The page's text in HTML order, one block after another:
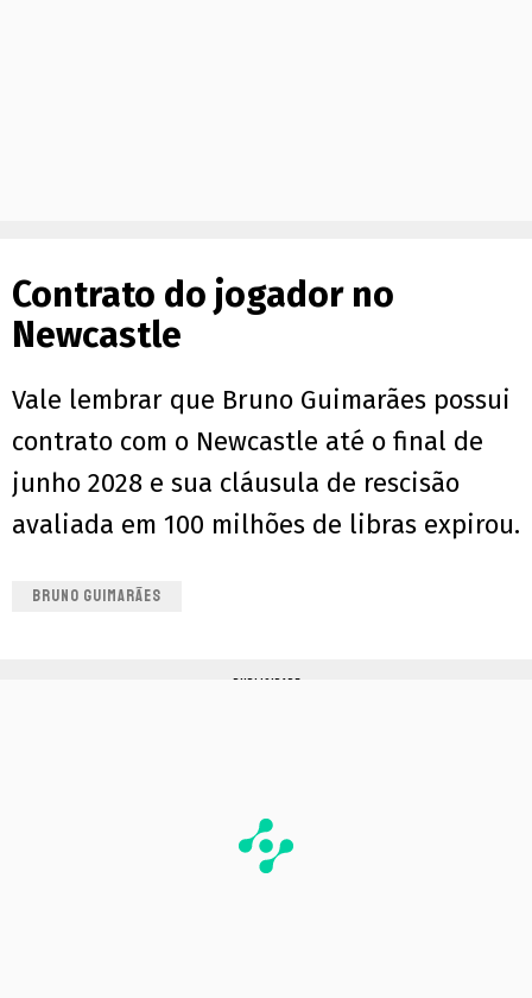
Contrato do jogador no
Newcastle
Vale lembrar que Bruno Guimarães possui
contrato com o Newcastle até o final de
junho 2028 e sua cláusula de rescisão
avaliada em 100 milhões de libras expirou.
BRUNO GUIMARÃES
PUBLICIDADE